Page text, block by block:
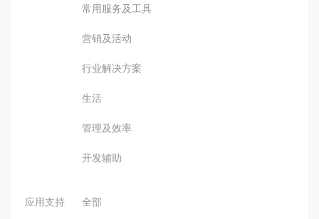
常用服务及工具
营销及活动
行业解决方案
生活
管理及效率
开发辅助
应用支持 全部